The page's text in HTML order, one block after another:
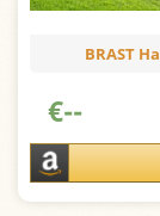
BRAST
€--